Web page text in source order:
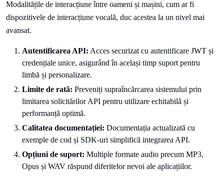
Modalitățile de interacțiune între oameni și mașini, cum ar fi
dispozitivele de interacțiune vocală, duc acestea la un nivel mai
avansat.
Autentificarea API: Acces securizat cu autentificare JWT și
credențiale unice, asigurând în același timp suport pentru
limbă și personalizare.
Limite de rată: Preveniți supraîncărcarea sistemului prin
limitarea solicitărilor API pentru utilizare echitabilă și
performanță optimă.
Calitatea documentației: Documentația actualizată cu
exemple de cod și SDK-uri simplifică integrarea API.
Opțiuni de suport: Multiple formate audio precum MP3,
Opus și WAV răspund diferitelor nevoi ale aplicațiilor.